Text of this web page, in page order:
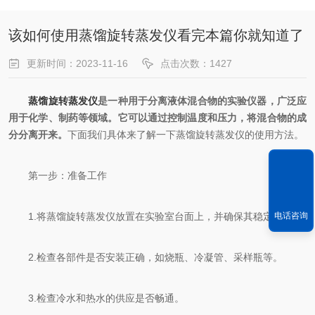
该如何使用蒸馏旋转蒸发仪看完本篇你就知道了
更新时间：2023-11-16 点击次数：1427
蒸馏旋转蒸发仪是一种用于分离液体混合物的实验仪器，广泛应
用于化学、制药等领域。它可以通过控制温度和压力，将混合物的成
分分离开来。 下面我们具体来了解一下蒸馏旋转蒸发仪的使用方法。
第一步：准备工作
1.将蒸馏旋转蒸发仪放置在实验室台面上，并确保其稳定。
2.检查各部件是否安装正确，如烧瓶、冷凝管、采样瓶等。
3.检查冷水和热水的供应是否畅通。
电话咨询